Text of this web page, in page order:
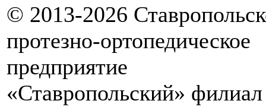
© 2013-2026
протезно-ортопедическое
предприятие
«Ставропольский» филиал